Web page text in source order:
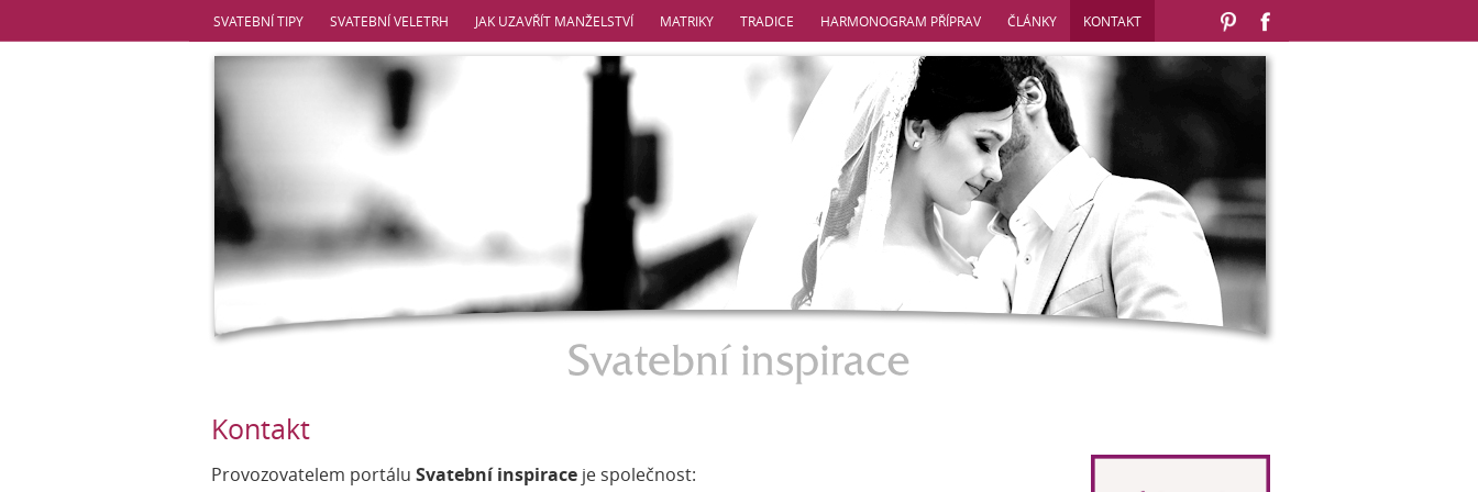
SVATEBNÍ TIPY SVATEBNÍ VELETRH JAK UZAVŘÍT MANŽELSTVÍ MATRIKY TRADICE HARMONOGRAM PŘÍPRAV ČLÁNKY KONTAKT
Kontakt
Provozovatelem portálu Svatební inspirace je společnost: